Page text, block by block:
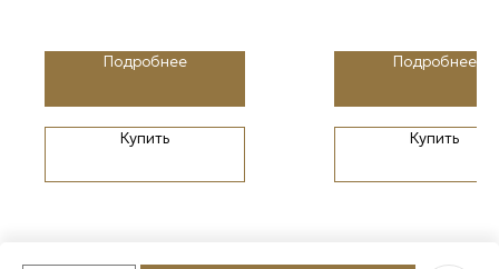
Подробнее
Купить
Подробнее
Купить